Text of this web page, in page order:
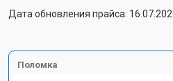
Дата обновления прайса:
Поломка